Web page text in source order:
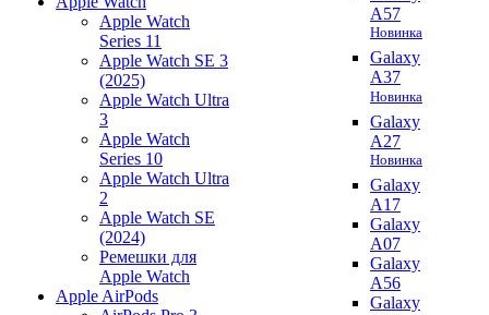
Apple Watch
Series 11
Apple Watch SE 3
(2025)
Apple Watch Ultra
3
Apple Watch
Series 10
Apple Watch Ultra
2
Apple Watch SE
(2024)
Ремешки для
Apple Watch
Apple AirPods
A57
Новинка
Galaxy
A37
Новинка
Galaxy
A27
Новинка
Galaxy
A17
Galaxy
A07
Galaxy
A56
Galaxy